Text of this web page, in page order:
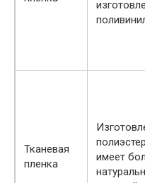
Тканевая
пленка
имеет